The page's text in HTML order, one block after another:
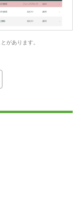
があります。